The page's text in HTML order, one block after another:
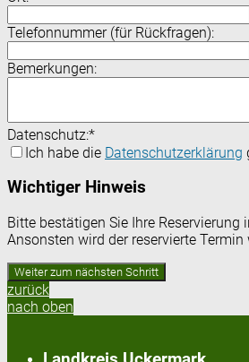
Telefonnummer (für Rückfragen):
Bemerkungen:
Datenschutz:*
Ich habe die Datenschutzerklärung
Wichtiger Hinweis
Bitte bestätigen Sie Ihre
Ansonsten wird der reservierte
zurück
nach oben